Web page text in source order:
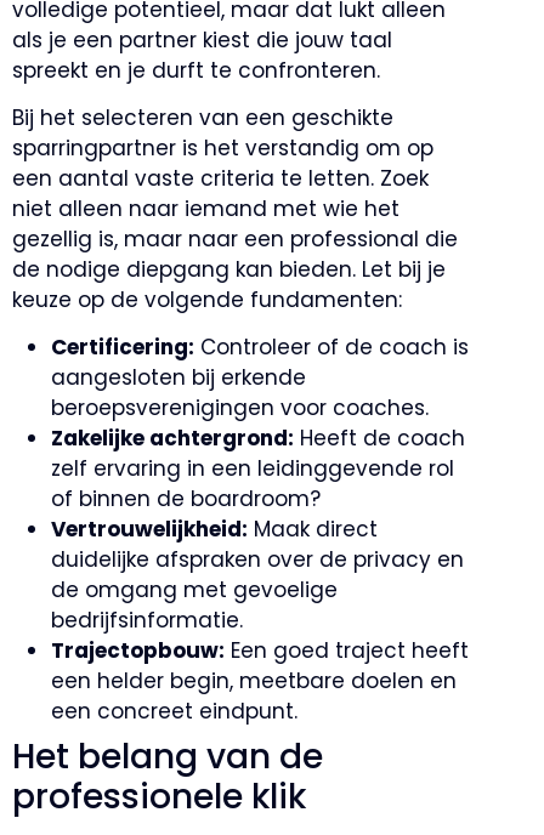
volledige potentieel, maar dat lukt alleen
als je een partner kiest die jouw taal
spreekt en je durft te confronteren.
Bij het selecteren van een geschikte
sparringpartner is het verstandig om op
een aantal vaste criteria te letten. Zoek
niet alleen naar iemand met wie het
gezellig is, maar naar een professional die
de nodige diepgang kan bieden. Let bij je
keuze op de volgende fundamenten:
Certificering: Controleer of de coach is
aangesloten bij erkende
beroepsverenigingen voor coaches.
Zakelijke achtergrond: Heeft de coach
zelf ervaring in een leidinggevende rol
of binnen de boardroom?
Vertrouwelijkheid: Maak direct
duidelijke afspraken over de privacy en
de omgang met gevoelige
bedrijfsinformatie.
Trajectopbouw: Een goed traject heeft
een helder begin, meetbare doelen en
een concreet eindpunt.
Het belang van de
professionele klik